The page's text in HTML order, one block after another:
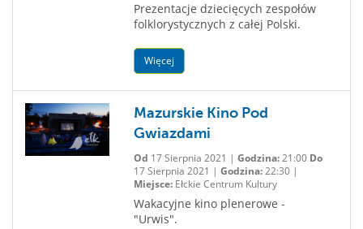
Prezentacje dziecięcych zespołów
folklorystycznych z całej Polski.
Więcej
Mazurskie Kino Pod
Gwiazdami
Od 17 Sierpnia 2021 | Godzina:21:00 Do
17 Sierpnia 2021 | Godzina:22:30 |
Miejsce:Ełckie Centrum Kultury
Wakacyjne kino plenerowe -
"Urwis".